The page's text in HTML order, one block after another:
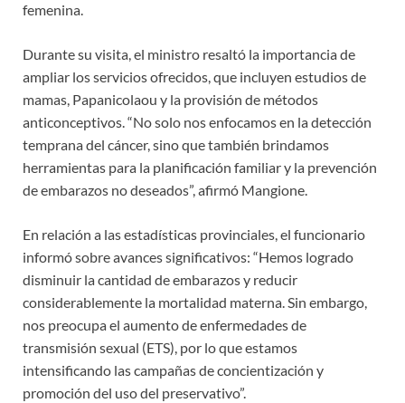
femenina.
Durante su visita, el ministro resaltó la importancia de
ampliar los servicios ofrecidos, que incluyen estudios de
mamas, Papanicolaou y la provisión de métodos
anticonceptivos. “No solo nos enfocamos en la detección
temprana del cáncer, sino que también brindamos
herramientas para la planificación familiar y la prevención
de embarazos no deseados”, afirmó Mangione.
En relación a las estadísticas provinciales, el funcionario
informó sobre avances significativos: “Hemos logrado
disminuir la cantidad de embarazos y reducir
considerablemente la mortalidad materna. Sin embargo,
nos preocupa el aumento de enfermedades de
transmisión sexual (ETS), por lo que estamos
intensificando las campañas de concientización y
promoción del uso del preservativo”.